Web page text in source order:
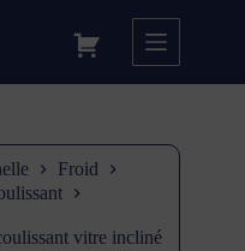
Froid
vitre incliné